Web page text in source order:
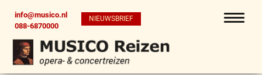
info@musico.nl
088-6870000
NIEUWSBRIEF